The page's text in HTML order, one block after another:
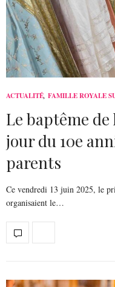
ACTUALITÉ, FAMILLE ROYALE
Le baptême
jour du 10e
parents
Ce vendredi 13 juin 2025, le
organisaient le…